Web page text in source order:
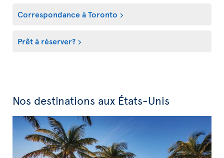
Correspondance à Toronto
Prêt à réserver?
Nos destinations aux États-Unis